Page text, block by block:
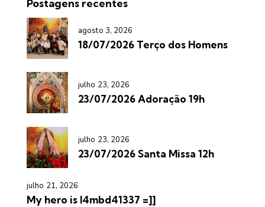
Postagens recentes
agosto 3, 2026
18/07/2026 Terço dos Homens
julho 23, 2026
23/07/2026 Adoração 19h
julho 23, 2026
23/07/2026 Santa Missa 12h
julho 21, 2026
My hero is l4mbd41337 =]]